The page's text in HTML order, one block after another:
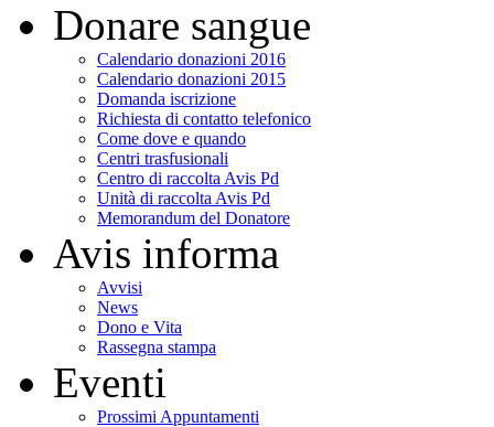
Donare sangue
Calendario donazioni 2016
Calendario donazioni 2015
Domanda iscrizione
Richiesta di contatto telefonico
Come dove e quando
Centri trasfusionali
Centro di raccolta Avis Pd
Unità di raccolta Avis Pd
Memorandum del Donatore
Avis informa
Avvisi
News
Dono e Vita
Rassegna stampa
Eventi
Prossimi Appuntamenti